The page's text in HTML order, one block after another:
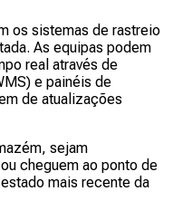
os sistemas de rastreio
As equipas podem
real através de
e painéis de
de atualizações
sejam
cheguem ao ponto de
mais recente da